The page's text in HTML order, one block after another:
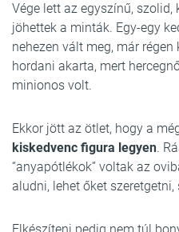
Vége lett az egyszínű,
jöhettek a minták. Egy-egy
nehezen vált meg, már
hordani akarta, mert
minionos volt.
Ekkor jött az ötlet, hogy a
kiskedvenc figura legyen.
“anyapótlékok” voltak az
aludni, lehet őket